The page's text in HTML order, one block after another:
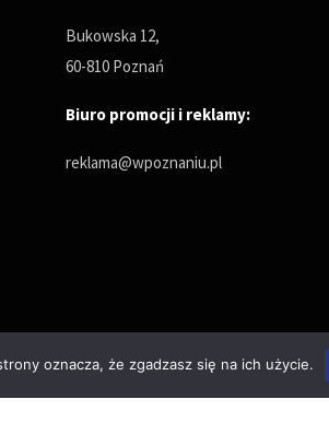
Bukowska 12,
60-810 Poznań
Biuro promocji i reklamy:
reklama@wpoznaniu.pl
oznacza, że zgadzasz się na ich użycie.